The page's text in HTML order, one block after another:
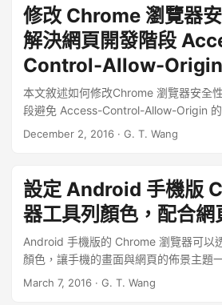
修改 Chrome 瀏覽器
解決網頁開發階段
Control-Allow-Origin
本文敘述如何修改Chrome 瀏覽器安全
段避免 Access-Control-Allow-Origin 的
的網頁，可能會同時使用多台主機的資
服器的資源，導致出現類似這樣的錯誤：
December 2, 2016 · G. T. Wang
設定 Android 手機版
器工具列顏色，配合網
Android 手機版的 Chrome 瀏覽器可以
顏色，讓手機的畫面與網頁的佈景主題
一般手機瀏覽器的工作列顏色都是固定
March 7, 2016 · G. T. Wang